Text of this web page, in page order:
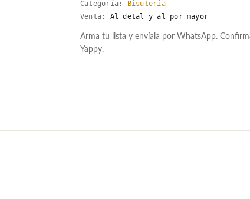
Categoría:
Bisutería
Venta:
Al detal y al por mayor
Arma tu lista y envíala por WhatsApp.
Yappy.